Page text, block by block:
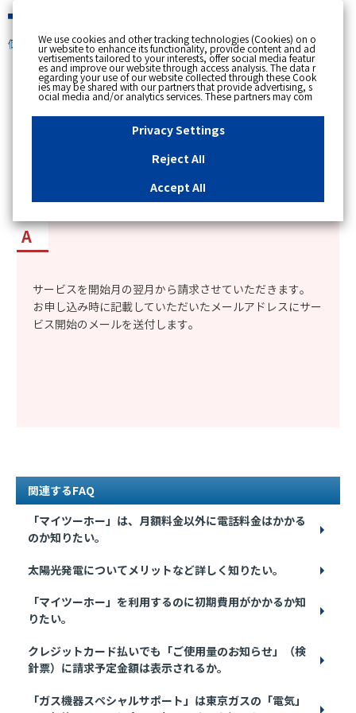
個人のお客さま
[ トップへ戻る ]
カテゴリー表示
更新日時 : 2024/10/08 19:57
「マイツーホー」のサービスの開始と、請求はい
つから始まるか知りたい。
サービスを開始月の翌月から請求させていただきます。
お申し込み時に記載していただいたメールアドレスにサー
ビス開始のメールを送付します。
関連するFAQ
「マイツーホー」は、月額料金以外に電話料金はかかる
のか知りたい。
太陽光発電についてメリットなど詳しく知りたい。
「マイツーホー」を利用するのに初期費用がかかるか知
りたい。
クレジットカード払いでも「ご使用量のお知らせ」（検
針票）に請求予定金額は表示されるか。
「ガス機器スペシャルサポート」は東京ガスの「電気」
We use cookies and other tracking technologies (Cookies) on o
ur website to enhance its functionality, provide content and ad
vertisements tailored to your interests, offer social media featur
es and improve our website through access analysis. The data r
egarding your use of our website collected through these Cook
ies may be shared with our partners that provide advertising, s
ocial media and/or analytics services. These partners may com
bine the data shared by us with other data that you have provi
ded to them or that they have collected from your use of their s
ervices or other websites to analyse and optimise advertisemen
ts delivered to you by businesses other than us on the internet.
essary Cookies, please click "Reject All". If you agree to the use
of all Cookies, please click "Accept All". To select your preferen
u can change your consent or rejection settings at any time by c
"Privacy Settings"button on this banner or through y
our browser's "Settings". For more information regarding the pr
site, please refer to the link below.Cookies DetailsPrivacy Polic
y
Privacy Settings
Reject All
Accept All